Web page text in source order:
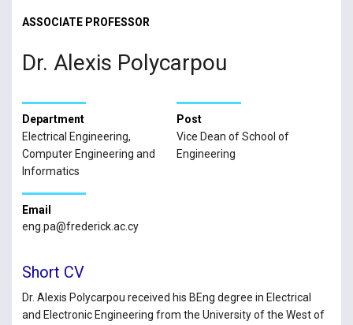
ASSOCIATE PROFESSOR
Dr. Alexis Polycarpou
Department
Electrical Engineering,
Computer Engineering and
Informatics
Post
Vice Dean of School of
Engineering
Email
eng.pa@frederick.ac.cy
Short CV
Dr. Alexis Polycarpou received his BEng degree in Electrical
and Electronic Engineering from the University of the West of